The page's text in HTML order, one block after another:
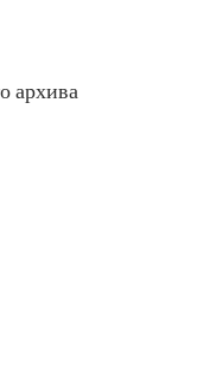
архива